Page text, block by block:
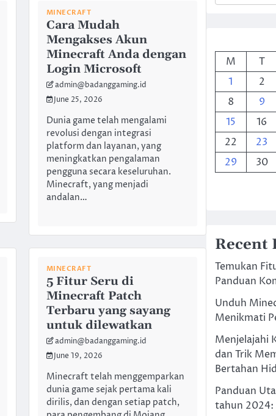
MINECRAFT
Cara Mudah
Mengakses Akun
Minecraft Anda dengan
Login Microsoft
admin@badanggaming.id
June 25, 2026
Dunia game telah mengalami
revolusi dengan integrasi
platform dan layanan, yang
meningkatkan pengalaman
pengguna secara keseluruhan.
Minecraft, yang menjadi
andalan…
MINECRAFT
5 Fitur Seru di
Minecraft Patch
Terbaru yang sayang
untuk dilewatkan
admin@badanggaming.id
June 19, 2026
Minecraft telah menggemparkan
dunia game sejak pertama kali
dirilis, dan dengan setiap patch,
M
T
1
2
8
9
15
16
22
23
29
30
Recent
Temukan
Panduan
Unduh
Menikmati
Menjelajahi
dan Trik
Bertahan
Panduan
tahun 2024: